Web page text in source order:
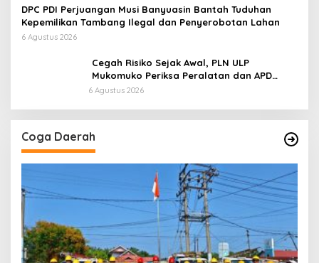
di Kawasan Pesisir
DPC PDI Perjuangan Musi Banyuasin Bantah Tuduhan
Kepemilikan Tambang Ilegal dan Penyerobotan Lahan
6 Agustus 2026
Cegah Risiko Sejak Awal, PLN ULP
Mukomuko Periksa Peralatan dan APD
Petugas secara Rutin
6 Agustus 2026
Coga Daerah